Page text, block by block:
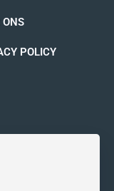
ONS
POLICY